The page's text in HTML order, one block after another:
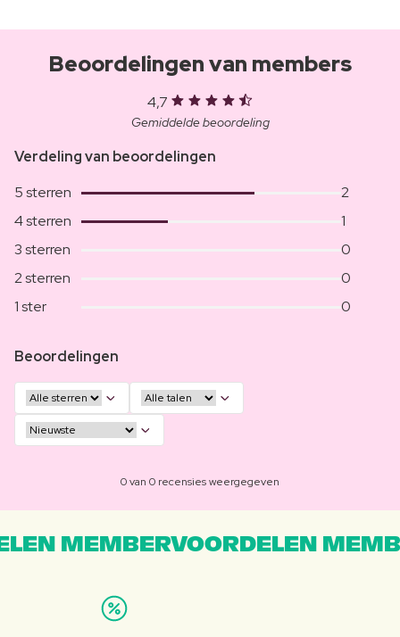
Beoordelingen van members
4,7
Gemiddelde beoordeling
Verdeling van beoordelingen
5 sterren
2
4 sterren
1
3 sterren
0
2 sterren
0
1 ster
0
Beoordelingen
0 van 0 recensies weergegeven
MEMBERVOORDELEN